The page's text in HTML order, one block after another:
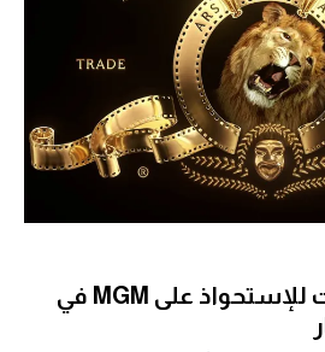
أمازون تبدأ محادثات للإستحواذ على MGM في